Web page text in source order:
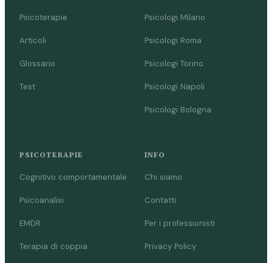
Psicoterapie
Articoli
Glossario
Test
Psicologi Milano
Psicologi Roma
Psicologi Torino
Psicologi Napoli
Psicologi Bologna
PSICOTERAPIE
Cognitivo comportamentale
Psicoanalisi
EMDR
Terapia di coppia
INFO
Chi siamo
Contatti
Per i professionisti
Privacy Policy